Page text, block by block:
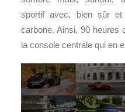
sportif avec, bien sûr
carbone. Ainsi, 90 heures
la console centrale qui en